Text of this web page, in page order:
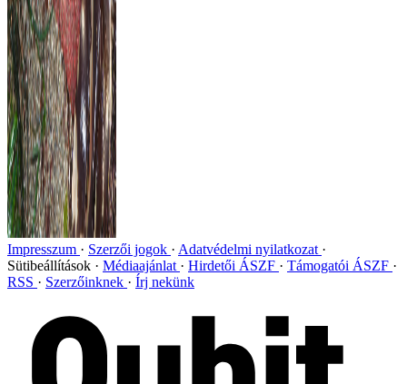
Impresszum Szerzői jogok
Adatvédelmi nyilatkozat
Sütibeállítások
Médiaajánlat Hirdetői ÁSZF
Támogatói ÁSZF
RSS
Szerzőinknek Írj nekünk